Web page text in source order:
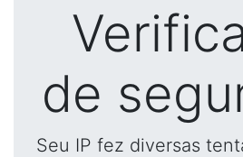
de
Seu IP fez diversas